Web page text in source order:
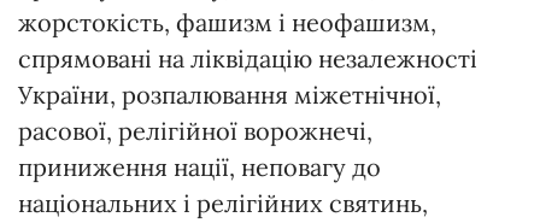
жорстокість, фашизм і неофашизм,
спрямовані на ліквідацію незалежності
України, розпалювання міжетнічної,
расової, релігійної ворожнечі,
приниження нації, неповагу до
національних і релігійних святинь,